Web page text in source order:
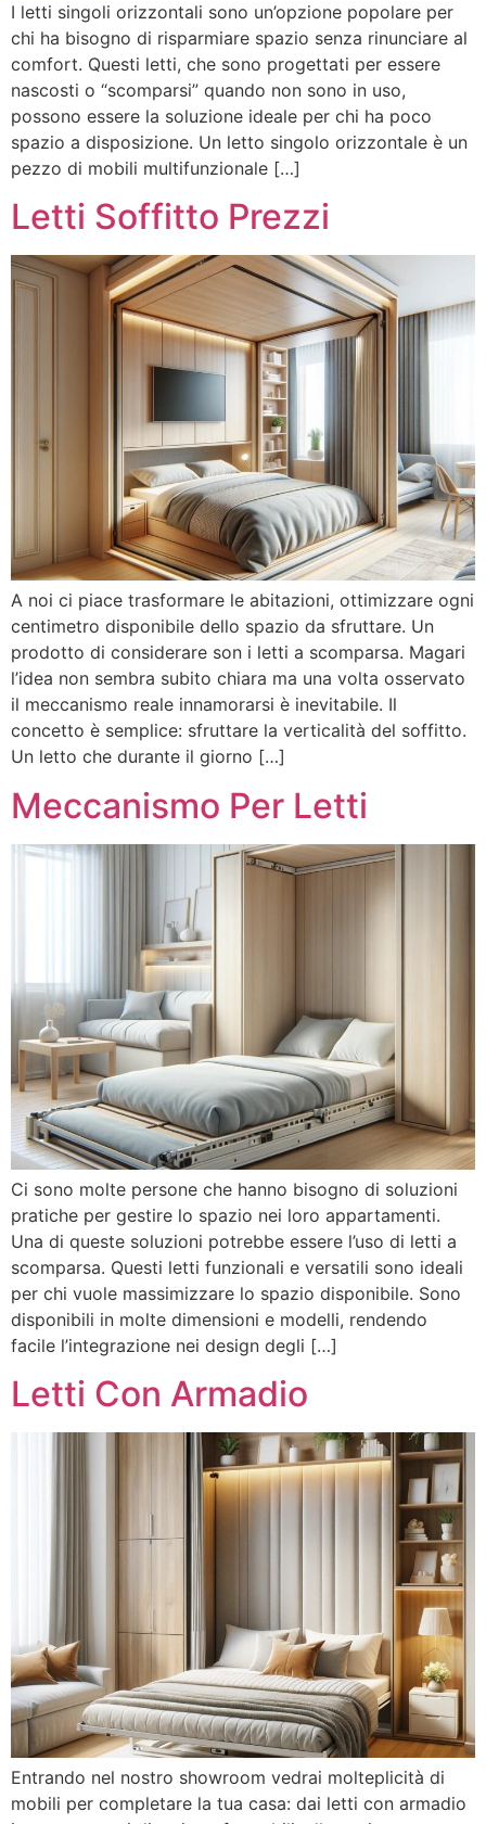
I letti singoli orizzontali sono un’opzione popolare per
chi ha bisogno di risparmiare spazio senza rinunciare al
comfort. Questi letti, che sono progettati per essere
nascosti o “scomparsi” quando non sono in uso,
possono essere la soluzione ideale per chi ha poco
spazio a disposizione. Un letto singolo orizzontale è un
pezzo di mobili multifunzionale […]
Letti Soffitto Prezzi
A noi ci piace trasformare le abitazioni, ottimizzare ogni
centimetro disponibile dello spazio da sfruttare. Un
prodotto di considerare son i letti a scomparsa. Magari
l’idea non sembra subito chiara ma una volta osservato
il meccanismo reale innamorarsi è inevitabile. Il
concetto è semplice: sfruttare la verticalità del soffitto.
Un letto che durante il giorno […]
Meccanismo Per Letti
Ci sono molte persone che hanno bisogno di soluzioni
pratiche per gestire lo spazio nei loro appartamenti.
Una di queste soluzioni potrebbe essere l’uso di letti a
scomparsa. Questi letti funzionali e versatili sono ideali
per chi vuole massimizzare lo spazio disponibile. Sono
disponibili in molte dimensioni e modelli, rendendo
facile l’integrazione nei design degli […]
Letti Con Armadio
Entrando nel nostro showroom vedrai molteplicità di
mobili per completare la tua casa: dai letti con armadio